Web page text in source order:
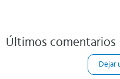
Últimos comentarios
Dejar